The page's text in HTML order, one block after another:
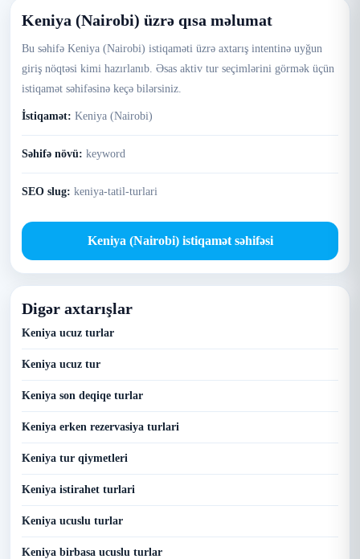
Keniya (Nairobi) üzrə qısa məlumat
Bu səhifə Keniya (Nairobi) istiqaməti üzrə axtarış intentinə uyğun
giriş nöqtəsi kimi hazırlanıb. Əsas aktiv tur seçimlərini görmək üçün
istiqamət səhifəsinə keçə bilərsiniz.
İstiqamət: Keniya (Nairobi)
Səhifə növü: keyword
SEO slug: keniya-tatil-turlari
Keniya (Nairobi) istiqamət səhifəsi
Digər axtarışlar
Keniya ucuz turlar
Keniya ucuz tur
Keniya son deqiqe turlar
Keniya erken rezervasiya turlari
Keniya tur qiymetleri
Keniya istirahet turlari
Keniya ucuslu turlar
Keniya birbasa ucuslu turlar